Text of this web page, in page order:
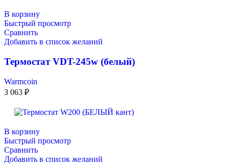
В корзину
Быстрый просмотр
Сравнить
Добавить в список желаний
Термостат VDT-245w (белый)
Warmcoin
3 063 ₽
В корзину
Быстрый просмотр
Сравнить
Добавить в список желаний